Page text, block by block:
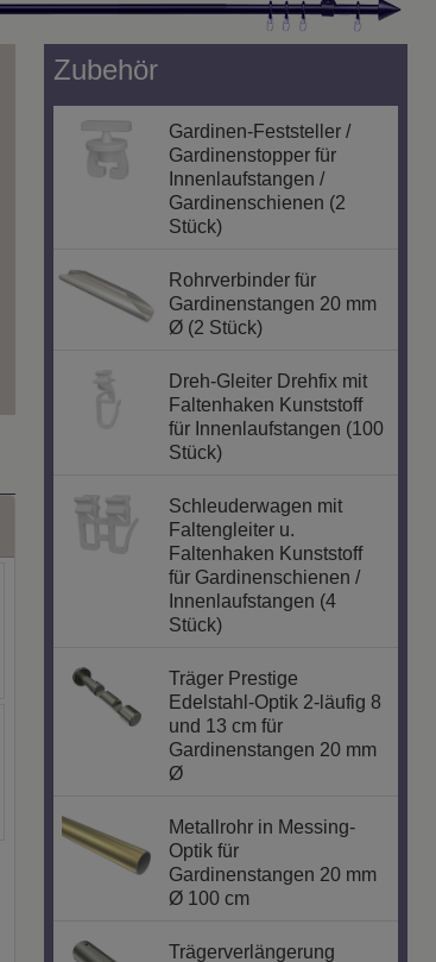
Zubehör
Gardinen-Feststeller /
Gardinenstopper für
Innenlaufstangen /
Gardinenschienen (2
Stück)
Rohrverbinder für
Gardinenstangen 20 mm
Ø (2 Stück)
Dreh-Gleiter Drehfix mit
Faltenhaken Kunststoff
für Innenlaufstangen (100
Stück)
Schleuderwagen mit
Faltengleiter u.
Faltenhaken Kunststoff
für Gardinenschienen /
Innenlaufstangen (4
Stück)
Träger Prestige
Edelstahl-Optik 2-läufig 8
und 13 cm für
Gardinenstangen 20 mm
Ø
Metallrohr in Messing-
Optik für
Gardinenstangen 20 mm
Ø 100 cm
Trägerverlängerung